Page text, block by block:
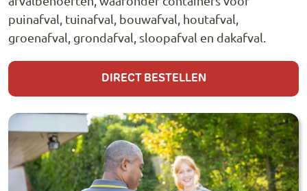
puinafval, tuinafval, bouwafval, houtafval,
groenafval, grondafval, sloopafval en dakafval.
DIRECT BESTELLEN